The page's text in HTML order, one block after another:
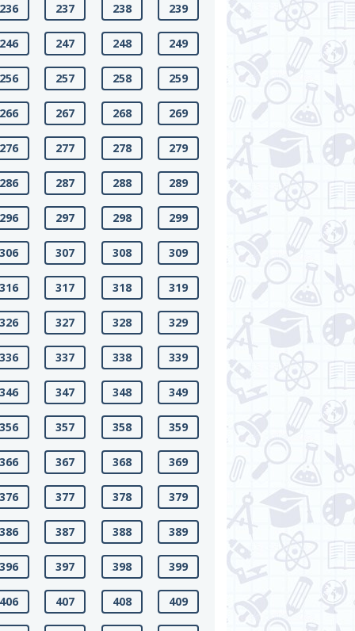
237 238 239
247 248 249
257 258 259
267 268 269
277 278 279
287 288 289
297 298 299
307 308 309
317 318 319
327 328 329
337 338 339
347 348 349
357 358 359
367 368 369
377 378 379
387 388 389
397 398 399
407 408 409